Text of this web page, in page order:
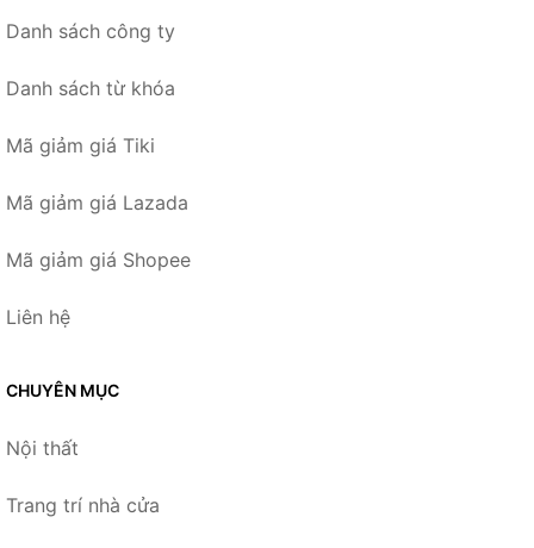
Danh sách công ty
Danh sách từ khóa
Mã giảm giá Tiki
Mã giảm giá Lazada
Mã giảm giá Shopee
Liên hệ
CHUYÊN MỤC
Nội thất
Trang trí nhà cửa